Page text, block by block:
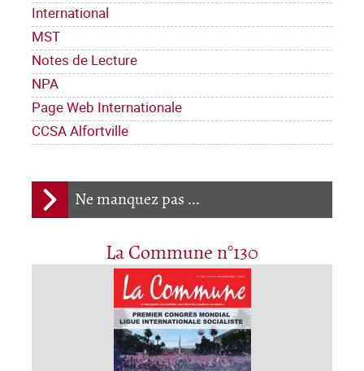
International
MST
Notes de Lecture
NPA
Page Web Internationale
CCSA Alfortville
Ne manquez pas ...
La Commune n°130